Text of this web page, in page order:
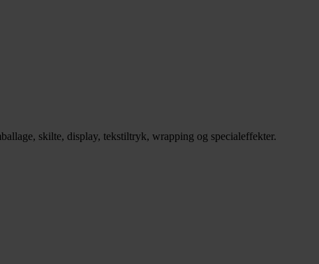
skilte, display, tekstiltryk, wrapping og specialeffekter.